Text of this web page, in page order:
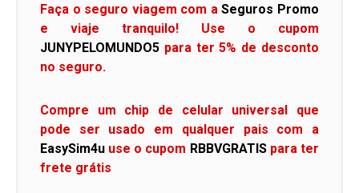
Faça o seguro viagem com aSeguros Promo
e viaje tranquilo! Use o cupom
JUNYPELOMUNDO5 para ter 5% de desconto
no seguro.
Compre um chip de celular universal que
pode ser usado em qualquer pais com a
EasySim4u use o cupom RBBVGRATIS para ter
frete grátis